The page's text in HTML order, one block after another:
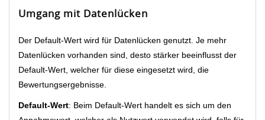
Umgang mit Datenlücken
Der Default-Wert wird für Datenlücken genutzt. Je mehr
Datenlücken vorhanden sind, desto stärker beeinflusst der
Default-Wert, welcher für diese eingesetzt wird, die
Bewertungsergebnisse.
Default-Wert: Beim Default-Wert handelt es sich um den